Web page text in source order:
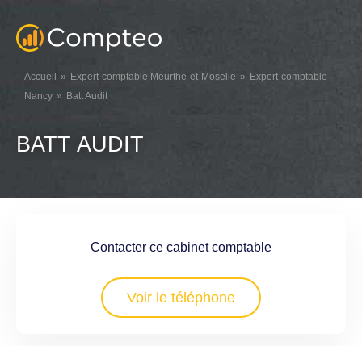
Accueil Expert-comptable Meurthe-et-Moselle
Expert-comptable
Nancy
Batt Audit
BATT AUDIT
Contacter ce cabinet comptable
Voir le téléphone